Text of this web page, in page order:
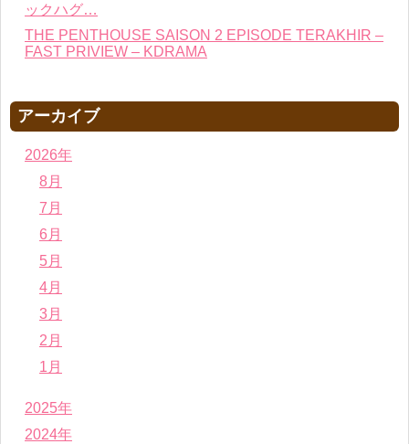
ックハグ…
THE PENTHOUSE SAISON 2 EPISODE TERAKHIR –
FAST PRIVIEW – KDRAMA
アーカイブ
2026年
8月
7月
6月
5月
4月
3月
2月
1月
2025年
2024年